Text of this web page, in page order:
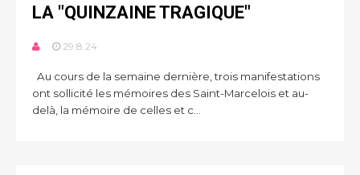
LA "QUINZAINE TRAGIQUE"
29.8.24
Au cours de la semaine dernière, trois manifestations
ont sollicité les mémoires des Saint-Marcelois et au-
delà, la mémoire de celles et c...